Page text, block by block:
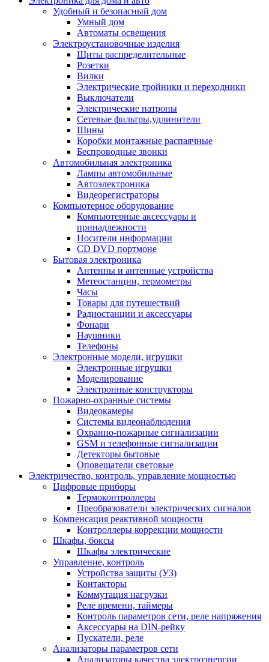
Удобный и безопасный дом
Умный дом
Автоматы освещения
Электроустановочные изделия
Щиты распределительные
Розетки
Вилки
Электрические тройники и переходники
Выключатели
Электрические патроны
Сетевые фильтры,удлинители
Шины
Коробки монтажные распаячные
Беспроводные звонки
Автомобильная электроника
Лампы автомобильные
Автоэлектроника
Видеорегистраторы
Компьютерное оборудование
Компьютерные аксессуары и
принадлежности
Носители информации
CD DVD портмоне
Бытовая электроника
Антенны и антенные устройства
Метеостанции, термометры
Часы
Товары для путешествий
Радиостанции и аксессуары
Фонари
Наушники
Телефоны
Электронные модели, игрушки
Электронные игрушки
Моделирование
Электронные конструкторы
Пожарно-охранные системы
Видеокамеры
Системы видеонаблюдения
Охранно-пожарные сигнализации
GSM и телефонные сигнализации
Детекторы бытовые
Оповещатели световые
Электричество, контроль, управление мощностью
Цифровые приборы
Термоконтроллеры
Преобразователи электрических сигналов
Компенсация реактивной мощности
Контроллеры коррекции мощности
Шкафы, боксы
Шкафы электрические
Управление, контроль
Устройства защиты (УЗ)
Контакторы
Коммутация нагрузки
Реле времени, таймеры
Контроль параметров сети, реле напряжения
Аксессуары на DIN-рейку
Пускатели, реле
Анализаторы параметров сети
Анализаторы качества электроэнергии